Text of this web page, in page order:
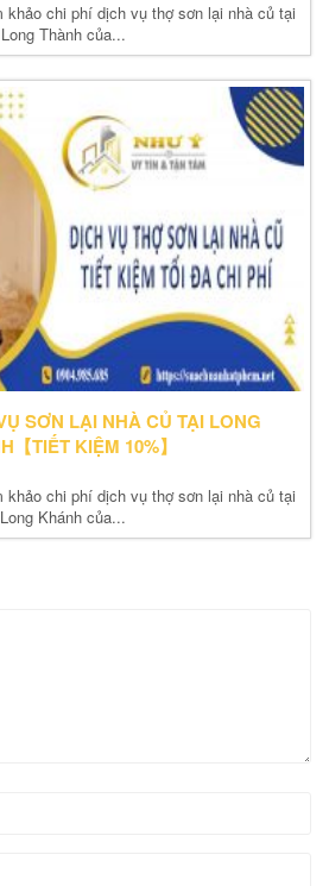
khảo chi phí dịch vụ thợ sơn lại nhà củ tại
Long Thành của...
SƠN LẠI NHÀ CỦ TẠI LONG
【TIẾT KIỆM 10%】
khảo chi phí dịch vụ thợ sơn lại nhà củ tại
Long Khánh của...